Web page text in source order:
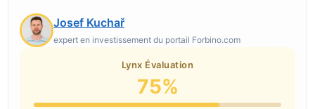
Josef Kuchař
expert en investissement du portail Forbino.com
Lynx Évaluation
75%